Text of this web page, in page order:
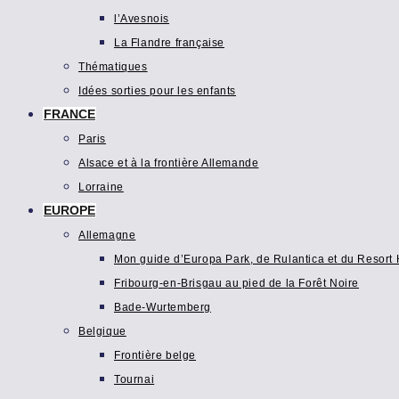
l’Avesnois
La Flandre française
Thématiques
Idées sorties pour les enfants
FRANCE
Paris
Alsace et à la frontière Allemande
Lorraine
EUROPE
Allemagne
Mon guide d’Europa Park, de Rulantica et du Resort
Fribourg-en-Brisgau au pied de la Forêt Noire
Bade-Wurtemberg
Belgique
Frontière belge
Tournai